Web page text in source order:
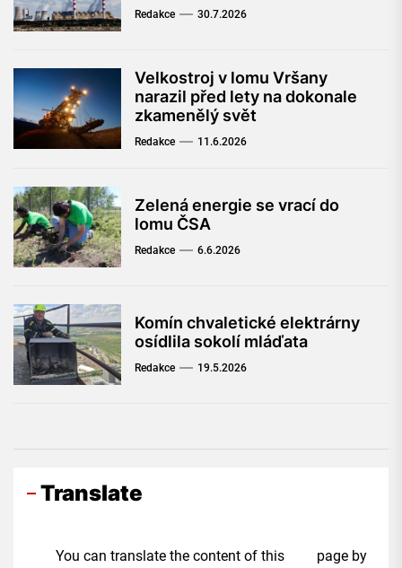
Redakce 30.7.2026
Velkostroj v lomu Vršany
narazil před lety na dokonale
zkamenělý svět
Redakce 11.6.2026
Zelená energie se vrací do
lomu ČSA
Redakce 6.6.2026
Komín chvaletické elektrárny
osídlila sokolí mláďata
Redakce 19.5.2026
Translate
You can translate the content of this page by